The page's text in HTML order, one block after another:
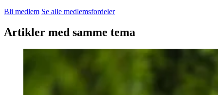
Bli medlem Se alle medlemsfordeler
Artikler med samme tema